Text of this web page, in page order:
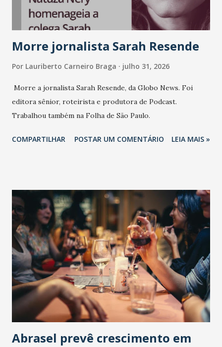
Morre jornalista Sarah Resende
Por Lauriberto Carneiro Braga julho 31, 2026
Morre a jornalista Sarah Resende, da Globo News. Foi
editora sênior, roteirista e produtora de Podcast.
Trabalhou também na Folha de São Paulo.
COMPARTILHAR POSTAR UM COMENTÁRIO LEIA MAIS »
Abrasel prevê crescimento em